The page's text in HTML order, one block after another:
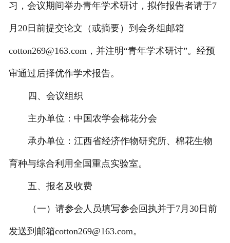
习，会议期间举办青年学术研讨，拟作报告者请于7
月20日前提交论文（或摘要）到会务组邮箱
cotton269@163.com，并注明“青年学术研讨”。经预
审通过后择优作学术报告。
四、会议组织
主办单位：中国农学会棉花分会
承办单位：江西省经济作物研究所、棉花生物
育种与综合利用全国重点实验室。
五、报名及收费
（一）请参会人员填写参会回执并于7月30日前
发送到邮箱cotton269@163.com。